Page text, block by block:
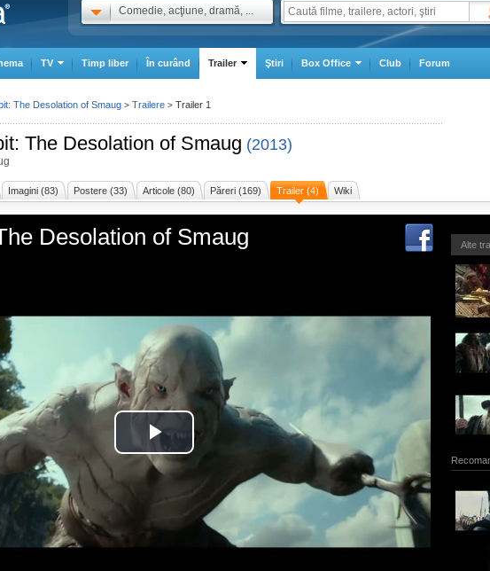
Comedie, acţiune, dramă, ...
TV Timp liber În curând Trailer Ştiri Box Office Club Forum
The Desolation of Smaug (2013)
Imagini (83) Postere (33) Articole (80) Păreri (169) Trailer (4) Wiki
Desolation of Smaug Alte
The Desolation of Smaug > Trailere > Trailer 1